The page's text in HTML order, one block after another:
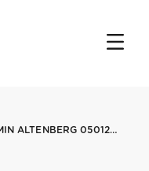
WORLD CUP MIN ALTENBERG 05012019 ALTENBERG